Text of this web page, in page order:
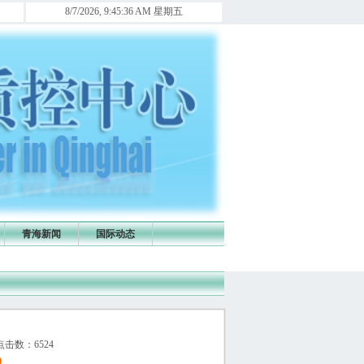
各医院麻醉信息联络员及时将麻醉直报信息上报，否则年终青海省医政医管局将
8/7/2026, 9:45:37 AM 星期五
青海新闻 国际动态
击数：6524